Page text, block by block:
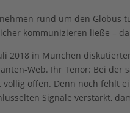
rund um den Globus
kommunizieren ließe –
2018 in München
Web. Ihr Tenor: Bei der
offen. Denn noch fehlt
Signale verstärkt,